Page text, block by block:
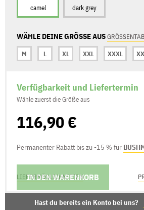
camel dark grey
WÄHLE DEINE GRÖSSE AUS
M
L XL XXL XXXL
Verfügbarkeit und Liefertermin
Wähle zuerst die Größe aus
116,90 €
Permanenter Rabatt bis zu -15 % für
IN DEN WARENKORB
LIEFERMÖGLICHKEITEN
Hast du bereits ein Konto bei uns?